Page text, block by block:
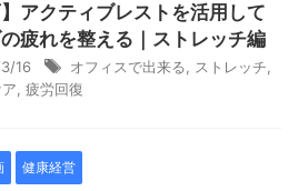
】アクティブレストを活用して
疲れを整える｜ストレッチ編
16 オフィスで出来る ストレッチ
疲労回復
健康経営